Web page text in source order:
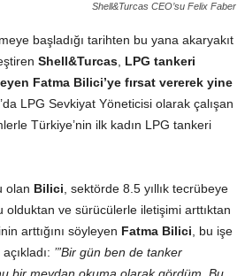
Shell&Turcas CEO’su Felix Faber
başladığı tarihten bu yana akaryakıt
Shell&Turcas LPG tankeri
Fatma Bilici’ye fırsat vererek yine
LPG Sevkiyat Yöneticisi olarak çalışan
Türkiye’nin ilk kadın LPG tankeri
olan Bilici , sektörde 8.5 yıllık tecrübeye
olduktan ve sürücülerle iletişimi arttıktan
arttığını söyleyen Fatma Bilici , bu işe
’”Bir gün ben de tanker